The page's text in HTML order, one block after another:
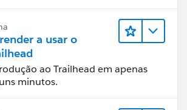
a usar o
ao Trailhead em apenas
minutos.